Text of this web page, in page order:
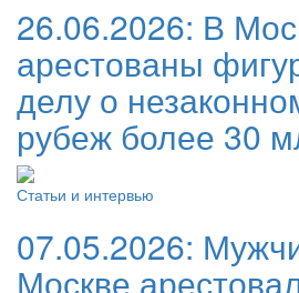
26.06.2026: В
арестованы
делу о
рубеж более 30
Статьи и интервью
07.05.2026:
Москве